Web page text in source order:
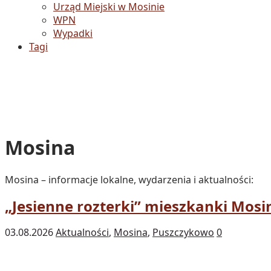
Urząd Miejski w Mosinie
WPN
Wypadki
Tagi
Mosina
Mosina – informacje lokalne, wydarzenia i aktualności:
„Jesienne rozterki” mieszkanki
03.08.2026Aktualności, Mosina, Puszczykowo 0